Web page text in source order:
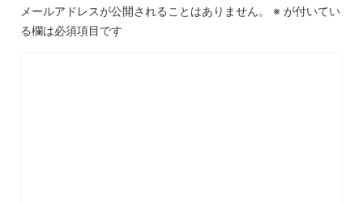
メールアドレスが公開されることはありません。 ※ が付いてい
る欄は必須項目です